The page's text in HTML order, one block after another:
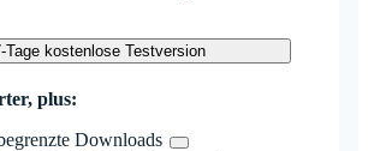
Tage kostenlose Testversion
plus:
Downloads